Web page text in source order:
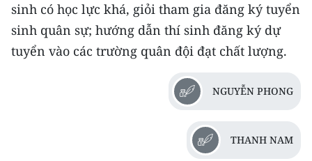
Duyên hải Nam Trung Bộ và Tây
Nguyên
Đông Nam Bộ
sinh có học lực khá, giỏi tham gia đăng ký tuyển
sinh quân sự; hướng dẫn thí sinh đăng ký dự
tuyển vào các trường quân đội đạt chất lượng.
NGUYỄN PHONG
THANH NAM